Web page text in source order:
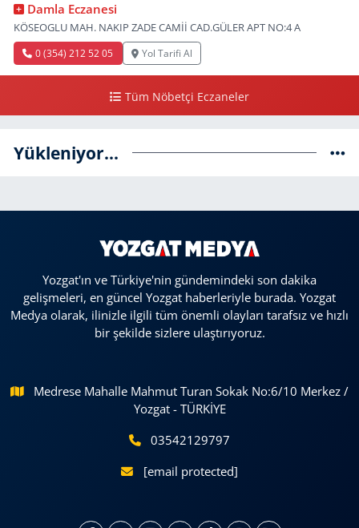
Damla Eczanesi
KÖSEOGLU MAH. NAKIP ZADE CAMİİ CAD.GÜLER APT NO:4 A
0 (354) 212 52 05 Yol Tarifi Al
Tüm Nöbetçi Eczaneler
Yükleniyor...
Yozgat'ın ve Türkiye'nin gündemindeki son dakika
gelişmeleri, en güncel Yozgat haberleriyle burada. Yozgat
Medya olarak, ilinizle ilgili tüm önemli olayları tarafsız ve hızlı
bir şekilde sizlere ulaştırıyoruz.
Medrese Mahalle Mahmut Turan Sokak No:6/10 Merkez /
Yozgat - TÜRKİYE
03542129797
[email protected]